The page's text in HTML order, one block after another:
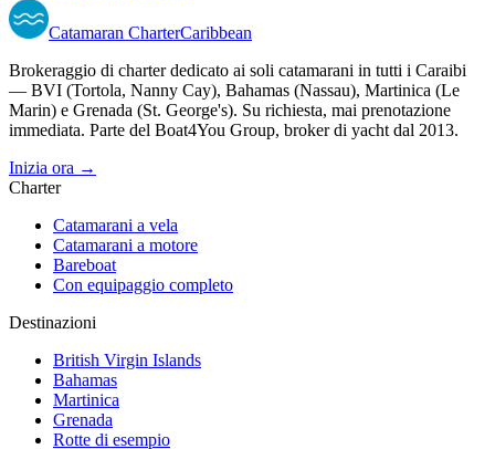
Catamaran CharterCaribbean
Brokeraggio di charter dedicato ai soli catamarani in tutti i Caraibi
— BVI (Tortola, Nanny Cay), Bahamas (Nassau), Martinica (Le
Marin) e Grenada (St. George's). Su richiesta, mai prenotazione
immediata. Parte del Boat4You Group, broker di yacht dal 2013.
Inizia ora →
Charter
Catamarani a vela
Catamarani a motore
Bareboat
Con equipaggio completo
Destinazioni
British Virgin Islands
Bahamas
Martinica
Grenada
Rotte di esempio